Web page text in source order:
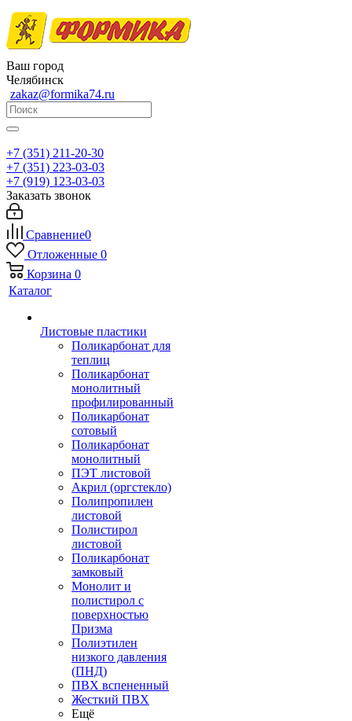
Ваш город
Челябинск
zakaz@formika74.ru
+7 (351) 211-20-30
+7 (351) 223-03-03
+7 (919) 123-03-03
Заказать звонок
Сравнение0
Отложенные 0
Корзина 0
Каталог
Листовые пластики
Поликарбонат для
теплиц
Поликарбонат
монолитный
профилированный
Поликарбонат
сотовый
Поликарбонат
монолитный
ПЭТ листовой
Акрил (оргстекло)
Полипропилен
листовой
Полистирол
листовой
Поликарбонат
замковый
Монолит и
полистирол с
поверхностью
Призма
Полиэтилен
низкого давления
(ПНД)
ПВХ вспененный
Жесткий ПВХ
Ещё